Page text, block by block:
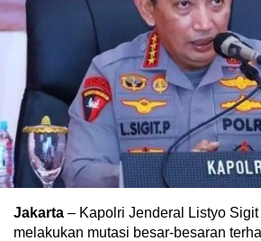
Jakarta – Kapolri Jenderal Listyo
melakukan mutasi besar-besaran